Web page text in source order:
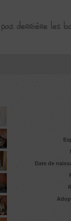
pas derrière les
Date de